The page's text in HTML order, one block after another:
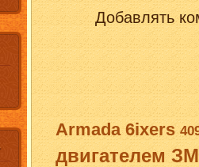
Добавлять
Armada 6ixers
двигателем